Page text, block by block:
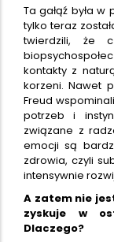
Ta gałąź była
tylko teraz
twierdzili, że
kontakty z
korzeni. Nawet
Freud
potrzeb i
związane z
emocji są
zdrowia, czyli
intensywnie
A zatem nie
zyskuje w
Dlaczego?